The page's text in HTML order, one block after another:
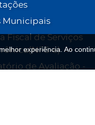
experiência. Ao
Municipais
Fiscal de Serviços
e)
de Avaliação -